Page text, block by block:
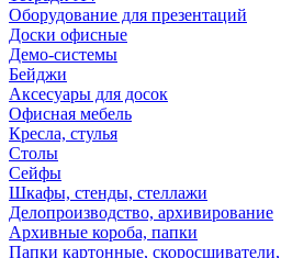
Оборудование для презентаций
Доски офисные
Демо-системы
Бейджи
Аксесуары для досок
Офисная мебель
Кресла, стулья
Столы
Сейфы
Шкафы, стенды, стеллажи
Делопроизводство, архивирование
Архивные короба, папки
Папки картонные, скоросшиватели,